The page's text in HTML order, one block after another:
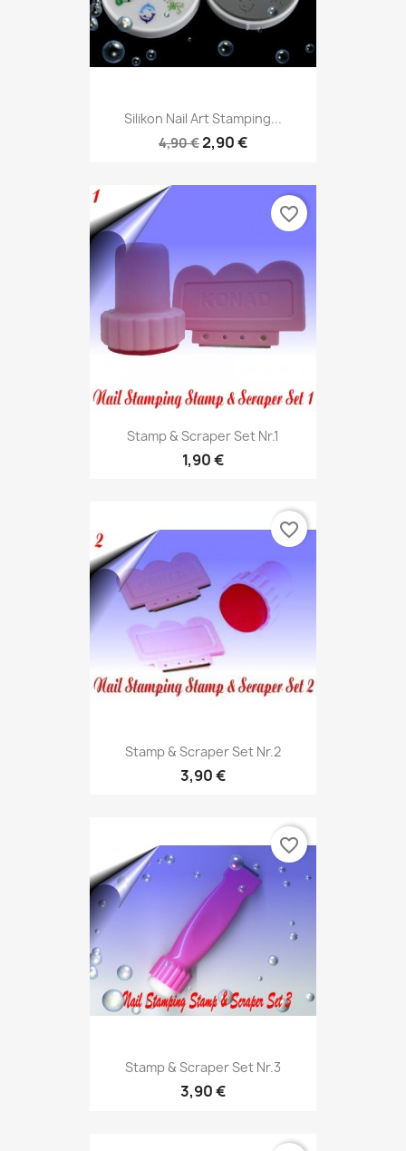
Silikon Nail Art Stamping...
4,90 €2,90 €
Stamp & Scraper Set Nr.1
1,90 €
favorite_border
Stamp & Scraper Set Nr.2
3,90 €
favorite_border
Stamp & Scraper Set Nr.3
3,90 €
favorite_border